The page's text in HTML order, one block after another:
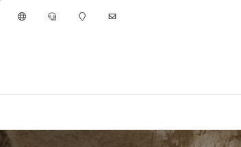
跳转到主要内容